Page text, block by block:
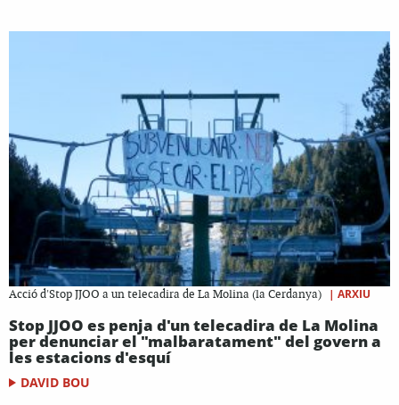
Acció d'Stop JJOO a un telecadira de La Molina (la Cerdanya) | ARXIU
Stop JJOO es penja d'un telecadira de La Molina
per denunciar el "malbaratament" del govern a
les estacions d'esquí
DAVID BOU